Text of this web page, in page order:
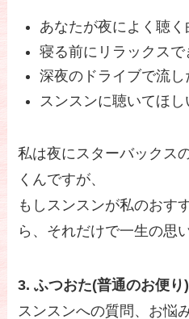
あなたが夜によく聴く
寝る前にリラックスで
深夜のドライブで流し
スンスンに聴いてほ
私は夜にスターバックス
くんですが、
もしスンスンが私のおす
ら、それだけで一生の思
3. ふつおた(普通のお便り)
スンスンへの質問、お悩